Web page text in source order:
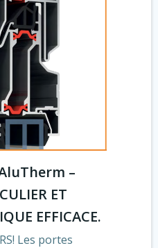
–
ET
EFFICACE.
Les portes